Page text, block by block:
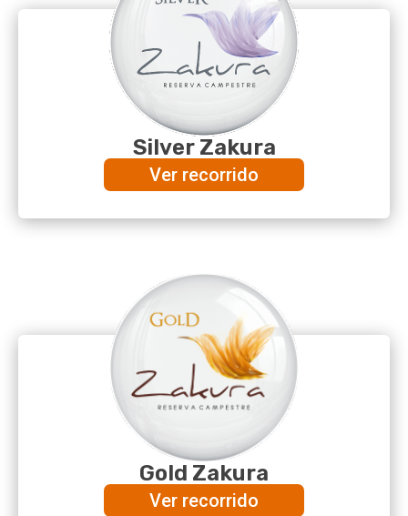
Silver Zakura
Ver recorrido
Gold Zakura
Ver recorrido